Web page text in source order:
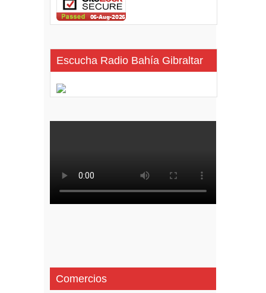
Escucha Radio Bahía Gibraltar
Comercios